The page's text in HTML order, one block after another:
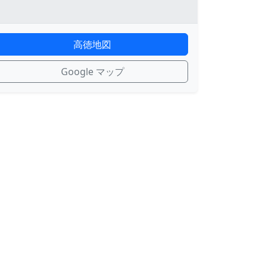
高徳地図
Google マップ